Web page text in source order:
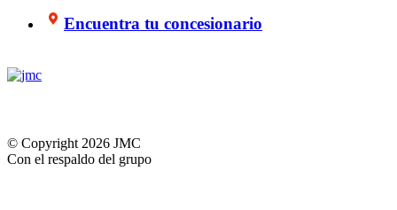
Encuentra tu concesionario
© Copyright 2026 JMC
Con el respaldo del grupo